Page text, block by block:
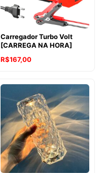
Carregador Turbo Volt
[CARREGA NA HORA]
R$167,00